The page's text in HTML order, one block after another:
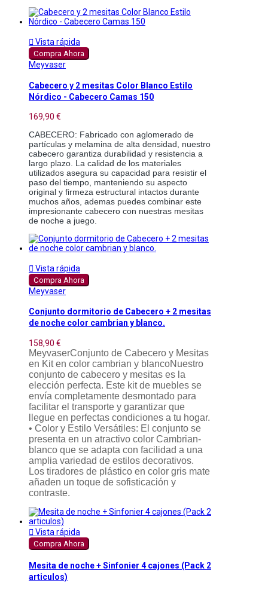
 Vista rápida
Compra Ahora
Meyvaser
Cabecero y 2 mesitas Color Blanco Estilo
Nórdico - Cabecero Camas 150
169,90 €
CABECERO: Fabricado con aglomerado de
partículas y melamina de alta densidad, nuestro
cabecero garantiza durabilidad y resistencia a
largo plazo. La calidad de los materiales
utilizados asegura su capacidad para resistir el
paso del tiempo, manteniendo su aspecto
original y firmeza estructural intactos durante
muchos años, ademas puedes combinar este
impresionante cabecero con nuestras mesitas
de noche a juego.
 Vista rápida
Compra Ahora
Meyvaser
Conjunto dormitorio de Cabecero + 2 mesitas
de noche color cambrian y blanco.
158,90 €
MeyvaserConjunto de Cabecero y Mesitas
en Kit en color cambrian y blancoNuestro
conjunto de cabecero y mesitas es la
elección perfecta. Este kit de muebles se
envía completamente desmontado para
facilitar el transporte y garantizar que
llegue en perfectas condiciones a tu hogar.
• Color y Estilo Versátiles: El conjunto se
presenta en un atractivo color Cambrian-
blanco que se adapta con facilidad a una
amplia variedad de estilos decorativos.
Los tiradores de plástico en color gris mate
añaden un toque de sofisticación y
contraste.
 Vista rápida
Compra Ahora
Mesita de noche + Sinfonier 4 cajones (Pack 2
articulos)